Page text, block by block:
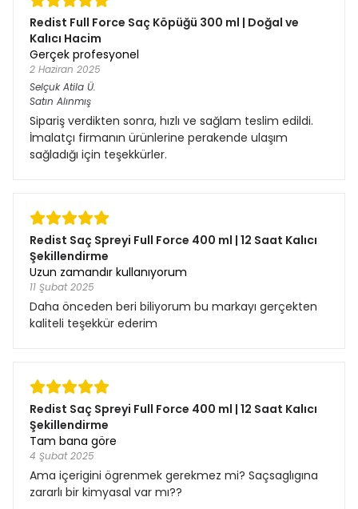
Redist Full Force Saç Köpüğü 300 ml | Doğal ve
Kalıcı Hacim
Gerçek profesyonel
2 Haziran 2025
Selçuk Atila Ü.
Satın Alınmış
Sipariş verdikten sonra, hızlı ve sağlam teslim edildi.
İmalatçı firmanın ürünlerine perakende ulaşım
sağladığı için teşekkürler.
Redist Saç Spreyi Full Force 400 ml | 12 Saat Kalıcı
Şekillendirme
Uzun zamandır kullanıyorum
11 Şubat 2025
Daha önceden beri biliyorum bu markayı gerçekten
kaliteli teşekkür ederim
Redist Saç Spreyi Full Force 400 ml | 12 Saat Kalıcı
Şekillendirme
Tam bana göre
4 Şubat 2025
Ama içerigini ögrenmek gerekmez mi? Saçsaglıgına
zararlı bir kimyasal var mı??